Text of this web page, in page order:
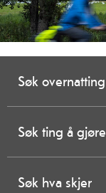
Søk overnatting
Søk ting å gjøre
Søk hva skjer